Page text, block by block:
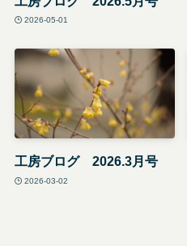
2026-05-01
工房ブログ 2026.3月号
2026-03-02